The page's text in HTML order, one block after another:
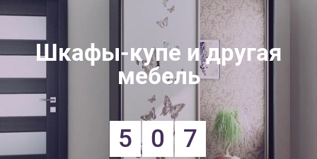
Шкафы-купе и другая
мебель
5 0 7